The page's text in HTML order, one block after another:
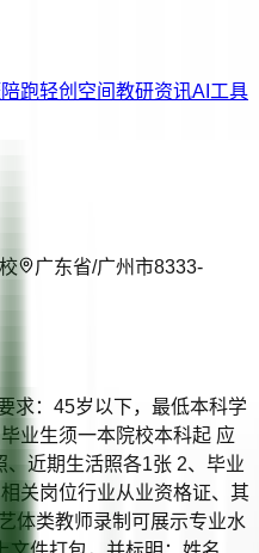
跑轻创空间教研资讯AI工具
广东省/广州市8333-
求：45岁以下，最低本科学
业生须一本院校本科起 应
近期生活照各1张 2、毕业
关岗位行业从业资格证、其
体类教师录制可展示专业水